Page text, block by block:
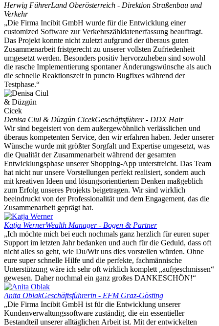
Herwig FührerLand Oberösterreich - Direktion Straßenbau und
Verkehr
„Die Firma Incibit GmbH wurde für die Entwicklung einer
customized Software zur Verkehrszähldatenerfassung beauftragt.
Das Projekt konnte nicht zuletzt aufgrund der überaus guten
Zusammenarbeit fristgerecht zu unserer vollsten Zufriedenheit
umgesetzt werden. Besonders positiv hervorzuheben sind sowohl
die rasche Implementierung spontaner Änderungswünsche als auch
die schnelle Reaktionszeit in puncto Bugfixes während der
Testphase.“
Denisa Ciul & Düzgün CicekGeschäftsführer - DDX Hair
Wir sind begeistert von dem außergewöhnlich verlässlichen und
überaus kompetenten Service, den wir erfahren haben. Jeder unserer
Wünsche wurde mit größter Sorgfalt und Expertise umgesetzt, was
die Qualität der Zusammenarbeit während der gesamten
Entwicklungsphase unserer Shopping-App unterstreicht. Das Team
hat nicht nur unsere Vorstellungen perfekt realisiert, sondern auch
mit kreativen Ideen und lösungsorientiertem Denken maßgeblich
zum Erfolg unseres Projekts beigetragen. Wir sind wirklich
beeindruckt von der Professionalität und dem Engagement, das die
Zusammenarbeit geprägt hat.
Katja WernerWealth Manager - Bogen & Partner
„Ich möchte mich bei euch nochmals ganz herzlich für euren super
Support im letzten Jahr bedanken und auch für die Geduld, dass oft
nicht alles so geht, wie Du/Wir uns dies vorstellen würden. Ohne
eure super schnelle Hilfe und die perfekte, fachmännische
Unterstützung wäre ich sehr oft wirklich komplett „aufgeschmissen“
gewesen. Daher nochmal ein ganz großes DANKESCHÖN!“
Anita OblakGeschäftsführerin - EFM Graz-Gösting
„Die Firma Incibit GmbH ist für die Entwicklung unserer
Kundenverwaltungssoftware zuständig, die ein essentieller
Bestandteil unserer alltäglichen Arbeit ist. Mit der entwickelten